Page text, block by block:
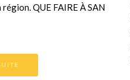
QUE FAIRE À SAN